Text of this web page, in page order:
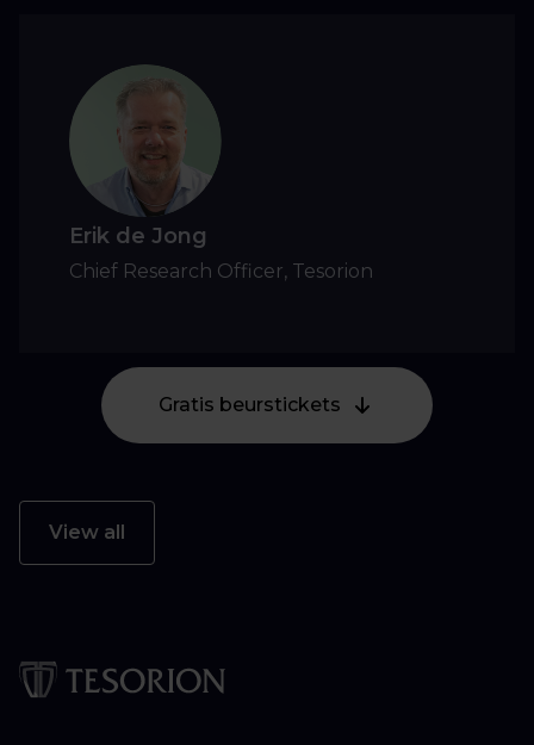
Erik de Jong
Chief Research Officer, Tesorion
Gratis beurstickets
View all